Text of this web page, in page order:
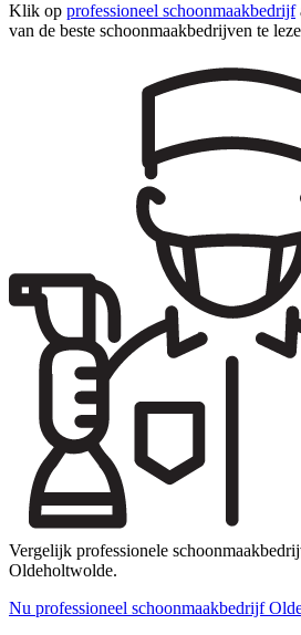
Klik op professioneel schoonmaakbedrijf
van de beste schoonmaakbedrijven te
Vergelijk professionele
Oldeholtwolde.
Nu professioneel schoonmaakbedrijf